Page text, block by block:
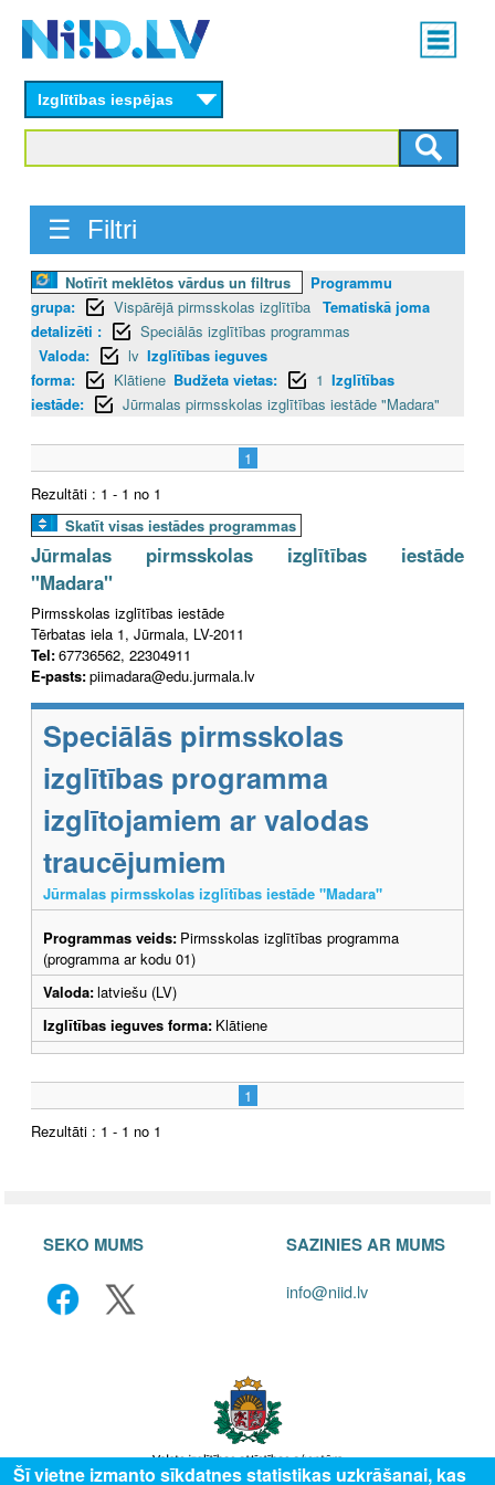
content
Main
menu
Izglītības iespējas
☰ Filtri
Notīrīt meklētos vārdus un filtrus
Programmu
grupa:
Vispārējā pirmsskolas izglītība Tematiskā joma
detalizēti :
Speciālās izglītības programmas
Valoda:
lv Izglītības ieguves
forma:
Klātiene Budžeta vietas: 1 Izglītības
iestāde:
Jūrmalas pirmsskolas izglītības iestāde "Madara"
1
Rezultāti : 1 - 1 no 1
Skatīt visas iestādes programmas
Jūrmalas pirmsskolas izglītības iestāde
"Madara"
Pirmsskolas izglītības iestāde
Tērbatas iela 1, Jūrmala, LV-2011
Tel:67736562, 22304911
E-pasts:piimadara@edu.jurmala.lv
Speciālās pirmsskolas
izglītības programma
izglītojamiem ar valodas
traucējumiem
Jūrmalas pirmsskolas izglītības iestāde "Madara"
Programmas veids: Pirmsskolas izglītības programma
(programma ar kodu 01)
Valoda:latviešu (LV)
Izglītības ieguves forma: Klātiene
1
Rezultāti : 1 - 1 no 1
SEKO MUMS SAZINIES AR MUMS
info@niid.lv
Šī vietne izmanto sīkdatnes statistikas uzkrāšanai, kas